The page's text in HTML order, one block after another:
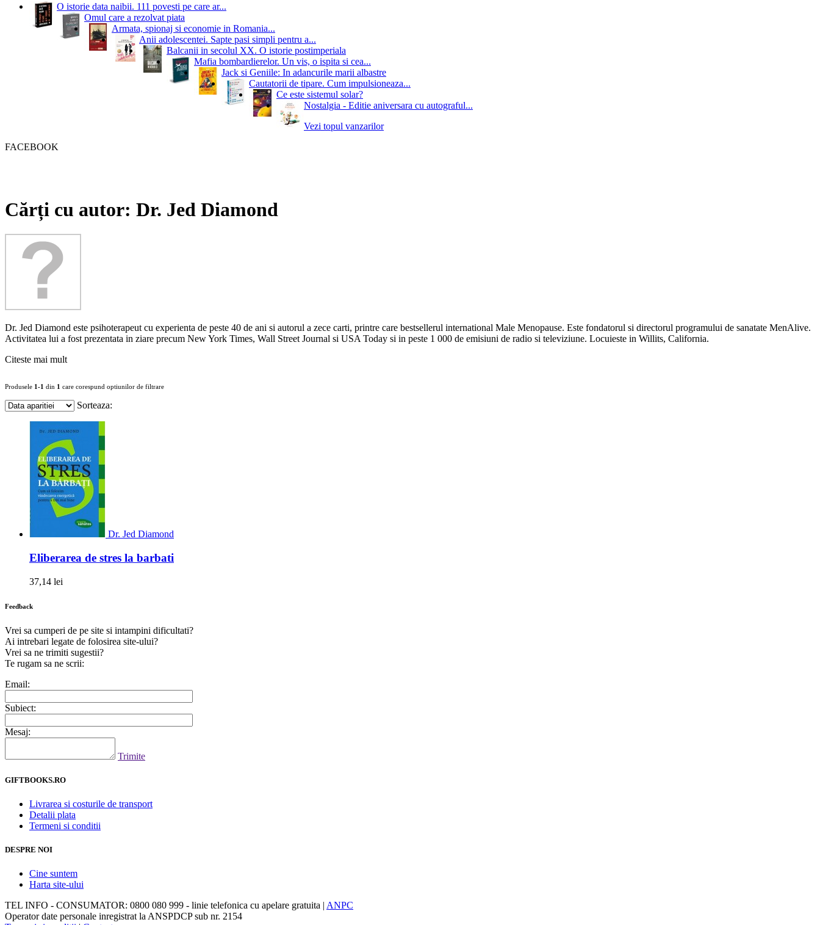
O istorie data naibii. 111 povesti pe care ar...
Omul care a rezolvat piata
Armata, spionaj si economie in Romania...
Anii adolescentei. Sapte pasi simpli pentru a...
Balcanii in secolul XX. O istorie postimperiala
Mafia bombardierelor. Un vis, o ispita si cea...
Jack si Geniile: In adancurile marii albastre
Cautatorii de tipare. Cum impulsioneaza...
Ce este sistemul solar?
Nostalgia - Editie aniversara cu autograful...
Vezi topul vanzarilor
FACEBOOK
Cărți cu autor: Dr. Jed Diamond
Dr. Jed Diamond este psihoterapeut cu experienta de peste 40 de ani si autorul a zece carti, printre care bestsellerul international Male Menopause. Este fondatorul si directorul programului de sanatate MenAlive.
Activitatea lui a fost prezentata in ziare precum New York Times, Wall Street Journal si USA Today si in peste 1 000 de emisiuni de radio si televiziune. Locuieste in Willits, California.
Citeste mai mult
Produsele 1-1 din 1 care corespund optiunilor de filtrare
Sorteaza:
Dr. Jed Diamond
Eliberarea de stres la barbati
37,14 lei
Feedback
Vrei sa cumperi de pe site si intampini dificultati?
Ai intrebari legate de folosirea site-ului?
Vrei sa ne trimiti sugestii?
Te rugam sa ne scrii:
Email:
Subiect:
Mesaj:
Trimite
GIFTBOOKS.RO
Livrarea si costurile de transport
Detalii plata
Termeni si conditii
DESPRE NOI
Cine suntem
Harta site-ului
TEL INFO - CONSUMATOR: 0800 080 999 - linie telefonica cu apelare gratuita | ANPC
Operator date personale inregistrat la ANSPDCP sub nr. 2154